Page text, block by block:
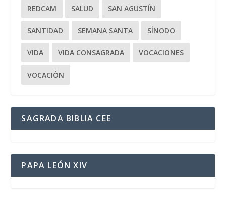
REDCAM SALUD SAN AGUSTÍN
SANTIDAD SEMANA SANTA SÍNODO
VIDA VIDA CONSAGRADA VOCACIONES
VOCACIÓN
SAGRADA BIBLIA CEE
PAPA LEÓN XIV